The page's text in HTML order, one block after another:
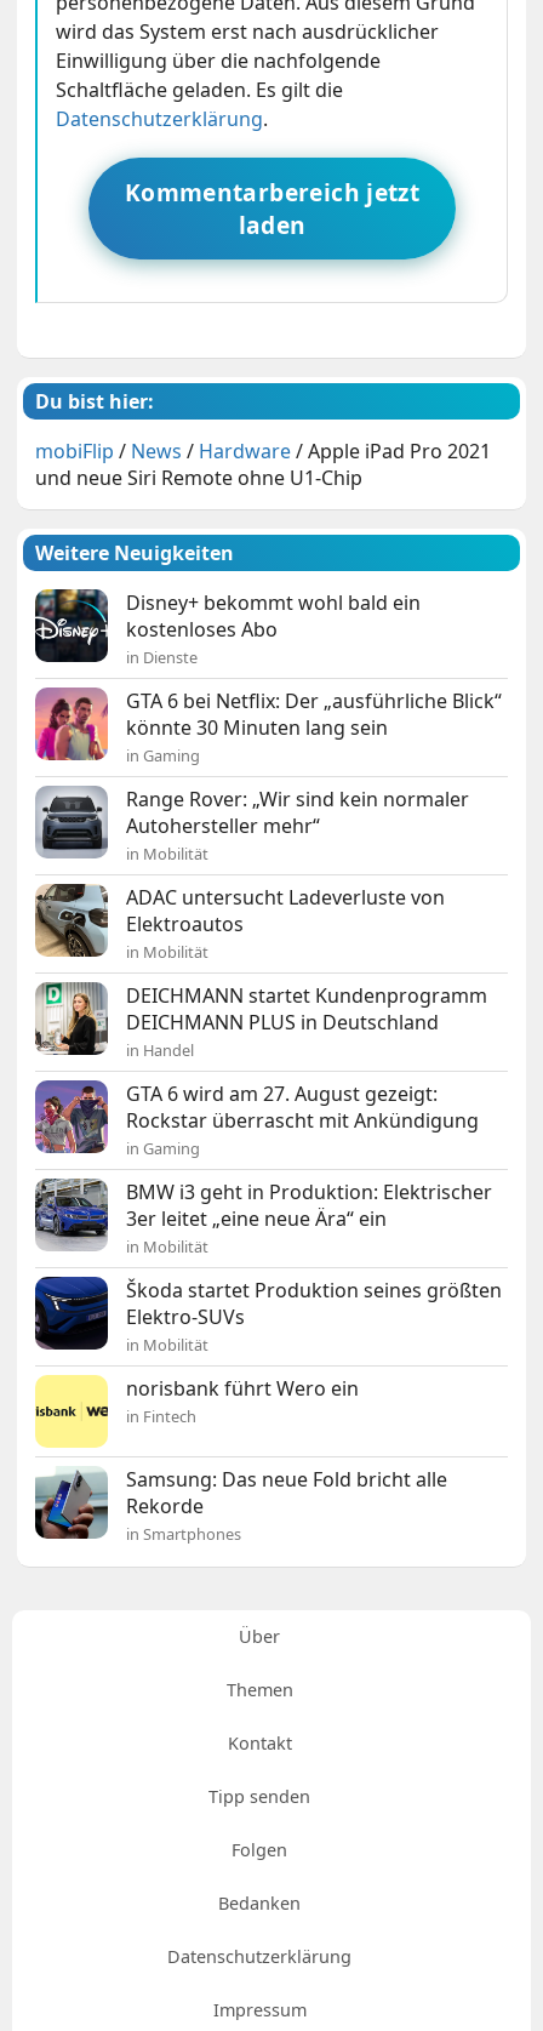
wird das System erst nach ausdrücklicher
Einwilligung über die nachfolgende
Schaltfläche geladen. Es gilt die
Datenschutzerklärung.
Kommentarbereich jetzt
laden
Du bist hier:
mobiFlip / News / Hardware/Apple iPad Pro 2021
und neue Siri Remote ohne U1-Chip
Weitere Neuigkeiten
Disney+ bekommt wohl bald ein
kostenloses Abo
in Dienste
GTA 6 bei Netflix: Der „ausführliche Blick“
könnte 30 Minuten lang sein
in Gaming
Range Rover: „Wir sind kein normaler
Autohersteller mehr“
in Mobilität
ADAC untersucht Ladeverluste von
Elektroautos
in Mobilität
DEICHMANN startet Kundenprogramm
DEICHMANN PLUS in Deutschland
in Handel
GTA 6 wird am 27. August gezeigt:
Rockstar überrascht mit Ankündigung
in Gaming
BMW i3 geht in Produktion: Elektrischer
3er leitet „eine neue Ära“ ein
in Mobilität
Škoda startet Produktion seines größten
Elektro-SUVs
in Mobilität
norisbank führt Wero ein
in Fintech
Samsung: Das neue Fold bricht alle
Rekorde
in Smartphones
Über
Themen
Kontakt
Tipp senden
Folgen
Bedanken
Datenschutzerklärung
Impressum